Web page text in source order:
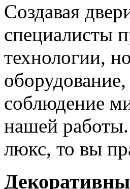
Создавая
специалисты
технологии,
соблюдение
нашей работы.
люкс, то вы